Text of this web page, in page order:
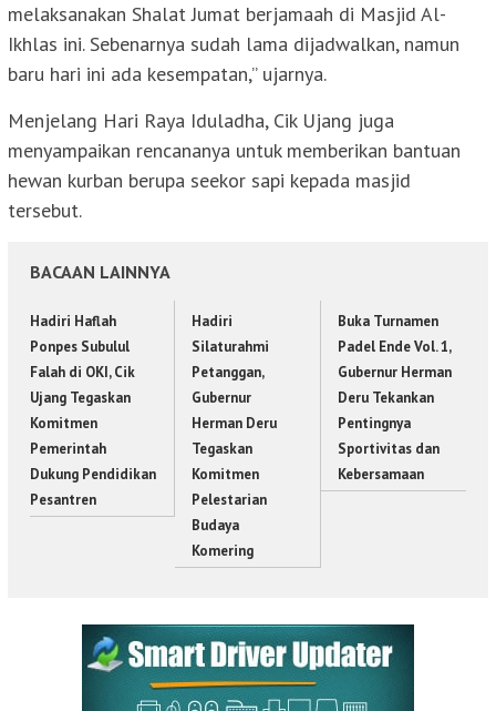
melaksanakan Shalat Jumat berjamaah di Masjid Al-
Ikhlas ini. Sebenarnya sudah lama dijadwalkan, namun
baru hari ini ada kesempatan,” ujarnya.
Menjelang Hari Raya Iduladha, Cik Ujang juga
menyampaikan rencananya untuk memberikan bantuan
hewan kurban berupa seekor sapi kepada masjid
tersebut.
BACAAN LAINNYA
Hadiri Haflah
Ponpes Subulul
Falah di OKI, Cik
Ujang Tegaskan
Komitmen
Pemerintah
Dukung Pendidikan
Pesantren
Hadiri
Silaturahmi
Petanggan,
Gubernur
Herman Deru
Tegaskan
Komitmen
Pelestarian
Budaya
Komering
Buka Turnamen
Padel Ende Vol. 1,
Gubernur Herman
Deru Tekankan
Pentingnya
Sportivitas dan
Kebersamaan